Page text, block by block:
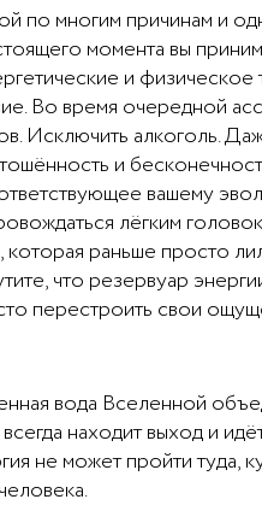
по многим причинам и
момента вы
и
Во время очередной
Исключить алкоголь.
и
вашему
лёгким
раньше просто
что резервуар
перестроить свои
вода Вселенной
находит выход и
не может пройти туда,